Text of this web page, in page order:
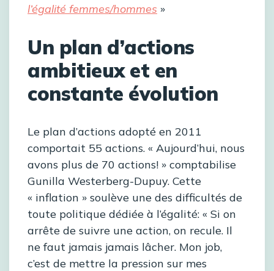
l’égalité femmes/hommes »
Un plan d’actions
ambitieux et en
constante évolution
Le plan d’actions adopté en 2011
comportait 55 actions. « Aujourd’hui, nous
avons plus de 70 actions! » comptabilise
Gunilla Westerberg-Dupuy. Cette
« inflation » soulève une des difficultés de
toute politique dédiée à l’égalité: « Si on
arrête de suivre une action, on recule. Il
ne faut jamais jamais lâcher. Mon job,
c’est de mettre la pression sur mes